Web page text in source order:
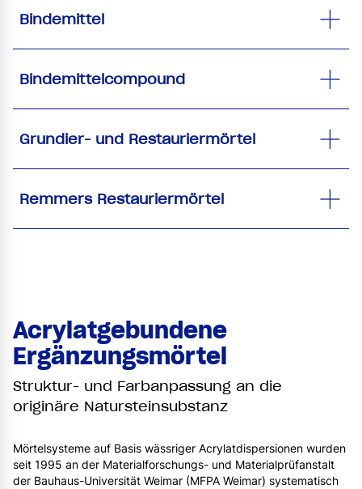
Bindemittel
Bindemittelcompound
Grundier- und Restauriermörtel
Remmers Restauriermörtel
Acrylatgebundene
Ergänzungsmörtel
Struktur- und Farbanpassung an die
originäre Natursteinsubstanz
Mörtelsysteme auf Basis wässriger Acrylatdispersionen wurden
seit 1995 an der Materialforschungs- und Materialprüfanstalt
der Bauhaus-Universität Weimar (MFPA Weimar) systematisch